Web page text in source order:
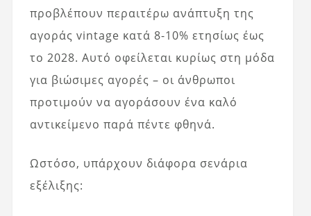
προβλέπουν περαιτέρω ανάπτυξη της
αγοράς vintage κατά 8-10% ετησίως έως
το 2028. Αυτό οφείλεται κυρίως στη μόδα
για βιώσιμες αγορές – οι άνθρωποι
προτιμούν να αγοράσουν ένα καλό
αντικείμενο παρά πέντε φθηνά.
Ωστόσο, υπάρχουν διάφορα σενάρια
εξέλιξης: